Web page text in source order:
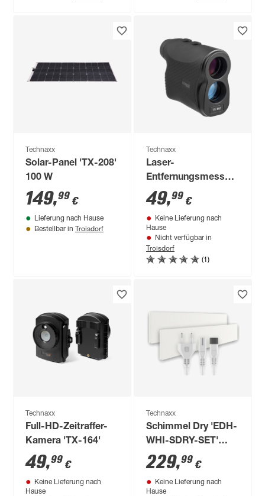
Technaxx
Solar-Panel 'TX-208'
100 W
149,99 €
Lieferung nach Hause
Bestellbar in Troisdorf
Technaxx
Laser-
Entfernungsmesser
'TX-152' mit Tasche
49,99 €
Keine Lieferung nach
Hause
Nicht verfügbar in
Troisdorf
(1)
Technaxx
Full-HD-Zeitraffer-
Kamera 'TX-164'
49,99 €
Keine Lieferung nach
Hause
Technaxx
Schimmel Dry 'EDH-
WHI-SDRY-SET'
weiß 55 W
229,99 €
Keine Lieferung nach
Hause